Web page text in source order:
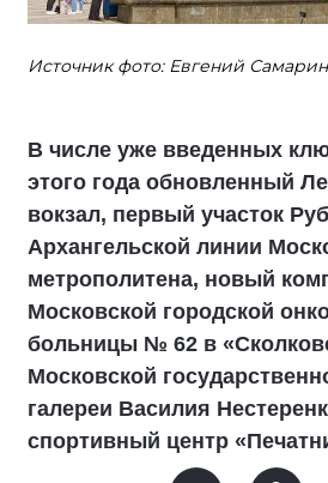
Источник фото: Евгений
В числе уже введенных
этого года обновленный
вокзал, первый участок
Архангельской линии
метрополитена, новый
Московской городской
больницы № 62 в
Московской
галереи Василия
спортивный центр